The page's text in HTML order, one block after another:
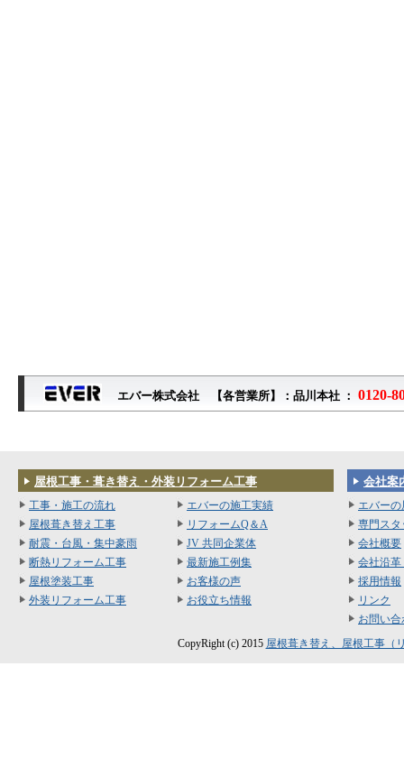
エバー株式会社 【各営業所】：品川本社 ： 0120-
屋根工事・葺き替え・外装リフォーム工事
工事・施工の流れ
屋根葺き替え工事
耐震・台風・集中豪雨
断熱リフォーム工事
屋根塗装工事
外装リフォーム工事
エバーの施工実績
リフォームQ＆A
JV 共同企業体
最新施工例集
お客様の声
お役立ち情報
会社案
エバー
専門スタ
会社概要
会社沿革
採用情報
リンク
お問い合
CopyRight (c) 2015 屋根葺き替え、屋根工事（